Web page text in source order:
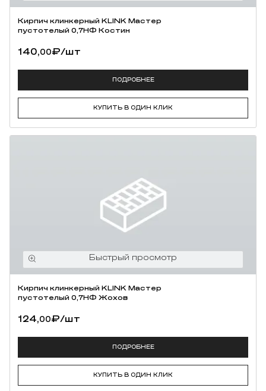
Кирпич клинкерный KLINK Мастер
пустотелый 0,7НФ Костин
140,00₽/шт
ПОДРОБНЕЕ
КУПИТЬ В ОДИН КЛИК
Кирпич клинкерный KLINK Мастер
пустотелый 0,7НФ Жохов
124,00₽/шт
ПОДРОБНЕЕ
КУПИТЬ В ОДИН КЛИК